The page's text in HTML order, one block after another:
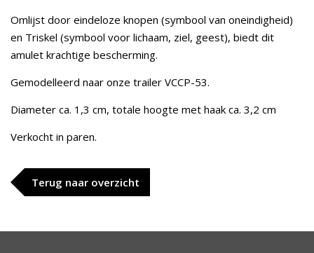
Omlijst door eindeloze knopen (symbool van oneindigheid)
en Triskel (symbool voor lichaam, ziel, geest), biedt dit
amulet krachtige bescherming.
Gemodelleerd naar onze trailer VCCP-53.
Diameter ca. 1,3 cm, totale hoogte met haak ca. 3,2 cm
Verkocht in paren.
Terug naar overzicht